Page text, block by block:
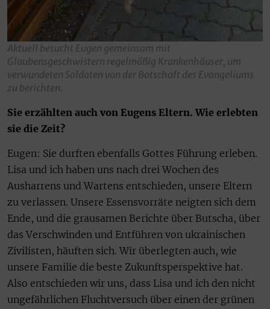
Aktuell besucht Eugen gemeinsam mit
Glaubensgeschwistern regelmäßig Krankenhäuser, um
verwundeten Soldaten von der Botschaft des Evangeliums
zu berichten.
Sie erzählten auch von Eugens Eltern. Wie erlebten
sie die Zeit?
Eugen: Sie durften ebenfalls Gottes Führung erleben.
Lisa und ich haben uns nach drei Wochen des
Ausharrens und Wartens entschieden, unsere Eltern
zu verlassen. Unsere Essensvorräte neigten sich dem
Ende, und die grausamen Berichte über Butscha, über
das Verschwinden und Entführen von ukrainischen
Zivilisten, häuften sich. Wir überlegten auch, wie
unsere Familie die beste Zukunftsperspektive hat.
Also entschieden wir uns, dass Lisa und ich den nicht
ungefährlichen Fluchtversuch über einen der grünen